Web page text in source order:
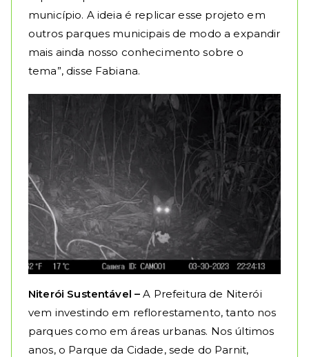
município. A ideia é replicar esse projeto em
outros parques municipais de modo a expandir
mais ainda nosso conhecimento sobre o
tema”, disse Fabiana.
Niterói Sustentável – A Prefeitura de Niterói
vem investindo em reflorestamento, tanto nos
parques como em áreas urbanas. Nos últimos
anos, o Parque da Cidade, sede do Parnit,